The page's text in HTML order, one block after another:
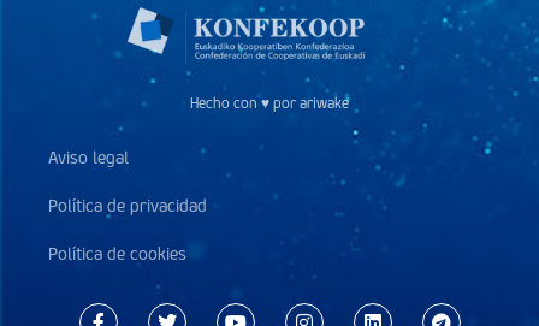
Hecho con ♥ por ariwake
Aviso legal
Política de privacidad
Política de cookies